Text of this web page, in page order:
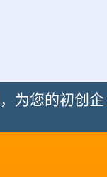
为您的初创企